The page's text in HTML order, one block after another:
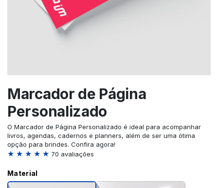
Marcador de Página
Personalizado
O Marcador de Página Personalizado é ideal para acompanhar
livros, agendas, cadernos e planners, além de ser uma ótima
opção para brindes. Confira agora!
★ ★ ★ ★ ★ 70 avaliações
Material